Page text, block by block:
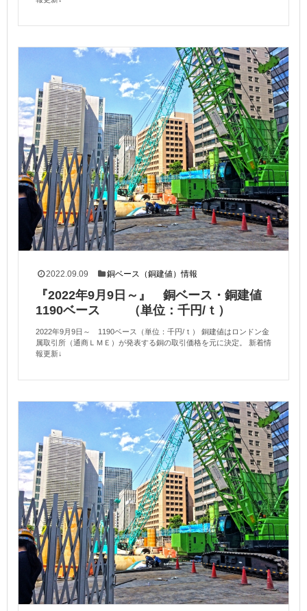
2022.09.09 銅ベース（銅建値）情報
『2022年9月9日～』 銅ベース・銅建値
1190ベース （単位：千円/ｔ）
2022年9月9日～ 1190ベース（単位：千円/ｔ） 銅建値はロンドン金
属取引所（通商ＬＭＥ）が発表する銅の取引価格を元に決定。 新着情
報更新↓